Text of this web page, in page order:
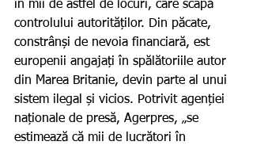
în mii de astfel de locuri, care scapă
controlului autorităților. Din păcate,
constrânși de nevoia financiară, est
europenii angajați în spălătoriile autor
din Marea Britanie, devin parte al unui
sistem ilegal și vicios. Potrivit agenției
naționale de presă, Agerpres, „se
estimează că mii de lucrători în